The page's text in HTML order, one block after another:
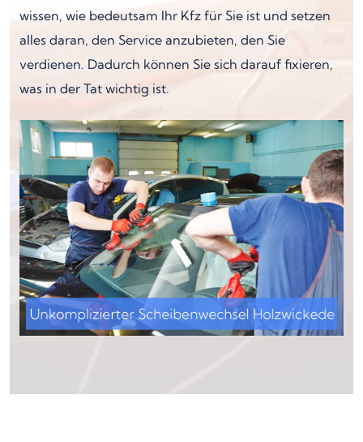
wissen, wie bedeutsam Ihr Kfz für Sie ist und setzen
alles daran, den Service anzubieten, den Sie
verdienen. Dadurch können Sie sich darauf fixieren,
was in der Tat wichtig ist.